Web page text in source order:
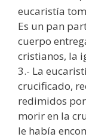
eucaristía
Es un pan
cuerpo
cristianos, la
3.- La
crucificado,
redimidos
morir en la
le había